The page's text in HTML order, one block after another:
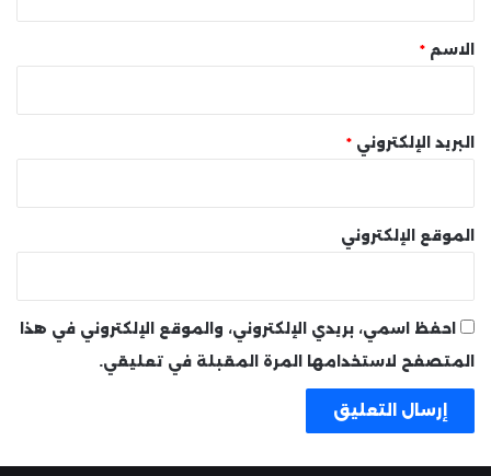
* الاسم *
البريد الإلكتروني *
الموقع الإلكتروني
احفظ اسمي، بريدي الإلكتروني، والموقع الإلكتروني في هذا
المتصفح لاستخدامها المرة المقبلة في تعليقي.